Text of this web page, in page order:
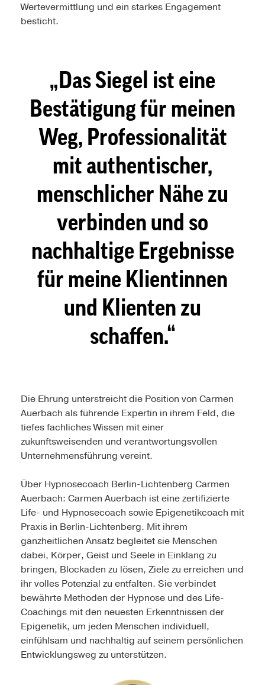
Wertevermittlung und ein starkes Engagement
besticht.
Das Siegel ist eine
Bestätigung für meinen
Weg, Professionalität
mit authentischer,
menschlicher Nähe zu
verbinden und so
nachhaltige Ergebnisse
für meine Klientinnen
und Klienten zu
schaffen.
Die Ehrung unterstreicht die Position von Carmen
Auerbach als führende Expertin in ihrem Feld, die
tiefes fachliches Wissen mit einer
zukunftsweisenden und verantwortungsvollen
Unternehmensführung vereint.
Über Hypnosecoach Berlin-Lichtenberg Carmen
Auerbach: Carmen Auerbach ist eine zertifizierte
Life- und Hypnosecoach sowie Epigenetikcoach mit
Praxis in Berlin-Lichtenberg. Mit ihrem
ganzheitlichen Ansatz begleitet sie Menschen
dabei, Körper, Geist und Seele in Einklang zu
bringen, Blockaden zu lösen, Ziele zu erreichen und
ihr volles Potenzial zu entfalten. Sie verbindet
bewährte Methoden der Hypnose und des Life-
Coachings mit den neuesten Erkenntnissen der
Epigenetik, um jeden Menschen individuell,
einfühlsam und nachhaltig auf seinem persönlichen
Entwicklungsweg zu unterstützen.